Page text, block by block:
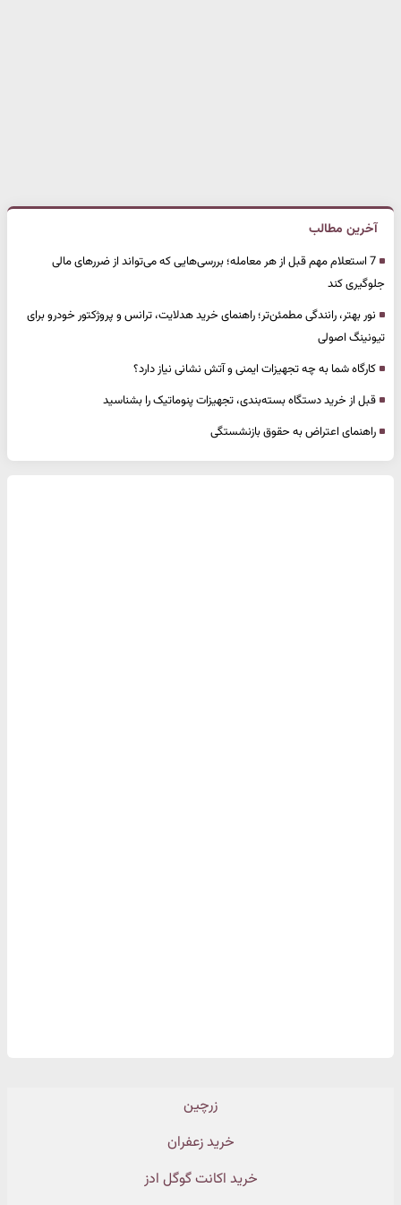
آخرین مطالب
7 استعلام مهم قبل از هر معامله؛ بررسی‌هایی که می‌تواند از ضررهای مالی
جلوگیری کند
نور بهتر، رانندگی مطمئن‌تر؛ راهنمای خرید هدلایت، ترانس و پروژکتور خودرو برای
تیونینگ اصولی
کارگاه شما به چه تجهیزات ایمنی و آتش نشانی نیاز دارد؟
قبل از خرید دستگاه بسته‌بندی، تجهیزات پنوماتیک را بشناسید
راهنمای اعتراض به حقوق بازنشستگی
زرچین
خرید زعفران
خرید اکانت گوگل ادز